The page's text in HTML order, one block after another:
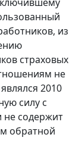
из
страховых
не
2010
силу с
не содержит
обратной